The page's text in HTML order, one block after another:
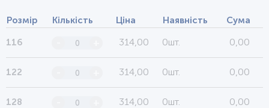
Розмір Кількість Ціна Наявність Сума
116 314,00 0шт. 0,00
122 314,00 0шт. 0,00
128 314,00 0шт. 0,00